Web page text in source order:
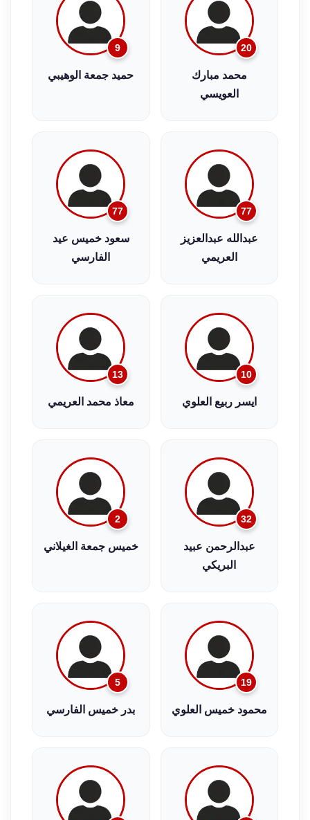
20
محمد مبارك
العويسي
9
حميد جمعة الوهيبي
77
عبدالله عبدالعزيز
العريمي
77
سعود خميس عيد
الفارسي
10
ايسر ربيع العلوي
13
معاذ محمد العريمي
32
عبدالرحمن عبيد
البريكي
2
خميس جمعة الغيلاني
19
محمود خميس العلوي
5
بدر خميس الفارسي